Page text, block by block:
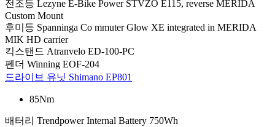
전조등 Lezyne E-Bike Power STVZO E115, reverse MERIDA
Custom Mount
후미등 Spanninga Co mmuter Glow XE integrated in MERIDA
MIK HD carrier
킥스탠드 Atranvelo ED-100-PC
펜더 Winning EOF-204
드라이브 유닛 Shimano EP801
85Nm
배터리 Trendpower Internal Battery 750Wh